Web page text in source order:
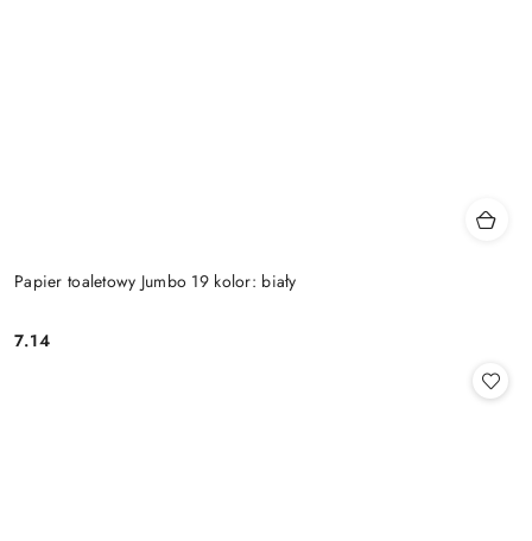
Papier toaletowy Jumbo 19 kolor: biały
Cena:
7.14